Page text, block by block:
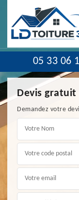
05 33 06
Devis gratuit
Demandez votre